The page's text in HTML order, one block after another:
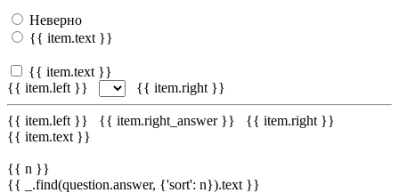
Неверно
{{ item.text }}
{{ item.text }}
{{ item.left }}
{{ item.right }}
{{ item.left }} {{ item.right_answer }}
{{ item.right }}
{{ item.text }}
{{ n }}
{{ _.find(question.answer, {'sort': n}).text }}